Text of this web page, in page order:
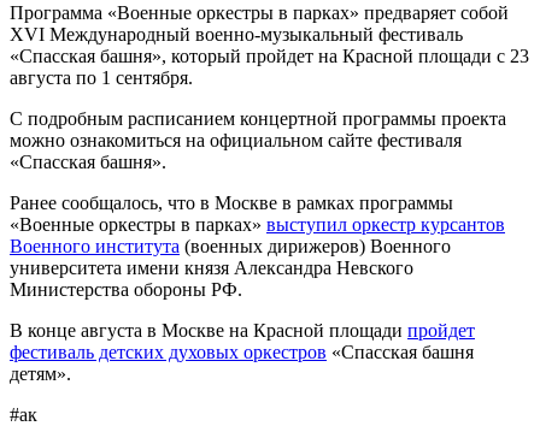
Программа «Военные оркестры в парках» предваряет собой
XVI Международный военно-музыкальный фестиваль
«Спасская башня», который пройдет на Красной площади с 23
августа по 1 сентября.
С подробным расписанием концертной программы проекта
можно ознакомиться на официальном сайте фестиваля
«Спасская башня».
Ранее сообщалось, что в Москве в рамках программы
«Военные оркестры в парках» выступил оркестр курсантов
Военного института (военных дирижеров) Военного
университета имени князя Александра Невского
Министерства обороны РФ.
В конце августа в Москве на Красной площади пройдет
фестиваль детских духовых оркестров «Спасская башня
детям».
#ак